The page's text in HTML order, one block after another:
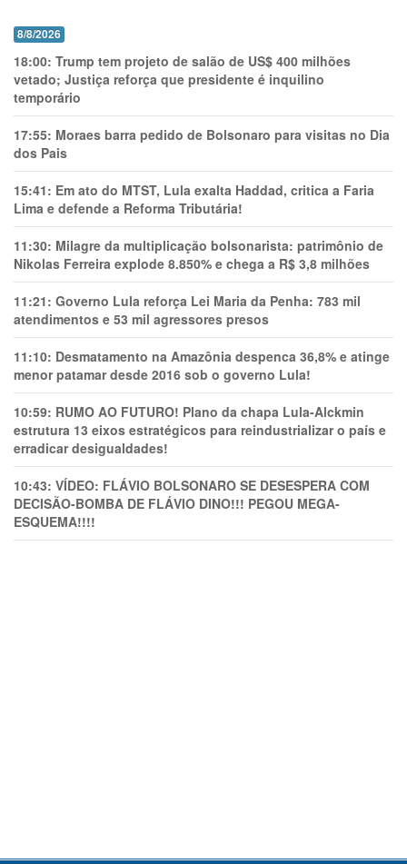
8/8/2026
18:00: Trump tem projeto de salão de US$ 400 milhões
vetado; Justiça reforça que presidente é inquilino
temporário
17:55: Moraes barra pedido de Bolsonaro para visitas no Dia
dos Pais
15:41: Em ato do MTST, Lula exalta Haddad, critica a Faria
Lima e defende a Reforma Tributária!
11:30: Milagre da multiplicação bolsonarista: patrimônio de
Nikolas Ferreira explode 8.850% e chega a R$ 3,8 milhões
11:21: Governo Lula reforça Lei Maria da Penha: 783 mil
atendimentos e 53 mil agressores presos
11:10: Desmatamento na Amazônia despenca 36,8% e atinge
menor patamar desde 2016 sob o governo Lula!
10:59: RUMO AO FUTURO! Plano da chapa Lula-Alckmin
estrutura 13 eixos estratégicos para reindustrializar o país e
erradicar desigualdades!
10:43: VÍDEO: FLÁVIO BOLSONARO SE DESESPERA COM
DECISÃO-BOMBA DE FLÁVIO DINO!!! PEGOU MEGA-
ESQUEMA!!!!